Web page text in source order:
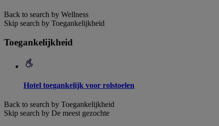
Back to search by Wellness
Skip search by Toegankelijkheid
Toegankelijkheid
Hotel toegankelijk voor rolstoelen
Back to search by Toegankelijkheid
Skip search by De meest gezochte